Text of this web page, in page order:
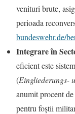
venituri brute,
perioada
bundeswehr.de/
Integrare în
eficient este
(Eingliederungs-
anumit procent
pentru foștii